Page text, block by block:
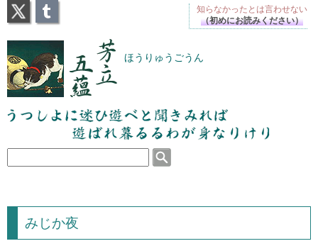
芳立五蘊 ほうりゅうごうん
うつしよに迷ひ遊べと聞きみれば遊ばれ暮るるわが
身なりけり
みじか夜
知らなかったとは言わせない
（初めにお読みください）
X Tumblr